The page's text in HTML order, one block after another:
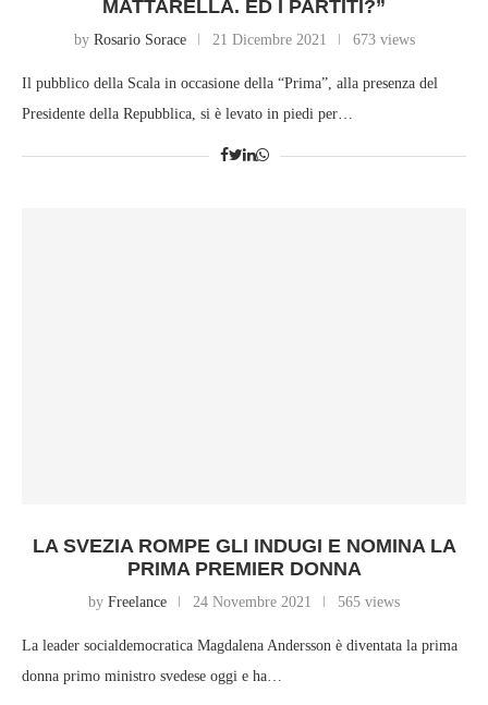
MATTARELLA. ED I PARTITI?”
by Rosario Sorace 21 Dicembre 2021 673 views
Il pubblico della Scala in occasione della “Prima”, alla presenza del
Presidente della Repubblica, si è levato in piedi per…
LA SVEZIA ROMPE GLI INDUGI E NOMINA LA
PRIMA PREMIER DONNA
by Freelance 24 Novembre 2021 565 views
La leader socialdemocratica Magdalena Andersson è diventata la prima
donna primo ministro svedese oggi e ha…